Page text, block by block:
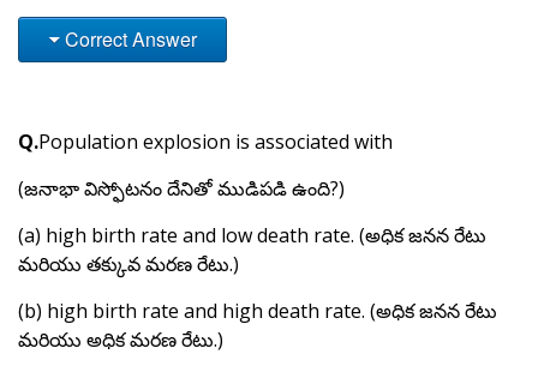
Correct Answer
Q.Population explosion is associated with
(జనాభా విస్ఫోటనం దేనితో ముడిపడి ఉంది?)
(a) high birth rate and low death rate. (అధిక జనన రేటు
మరియు తక్కువ మరణ రేటు.)
(b) high birth rate and high death rate. (అధిక జనన రేటు
మరియు అధిక మరణ రేటు.)